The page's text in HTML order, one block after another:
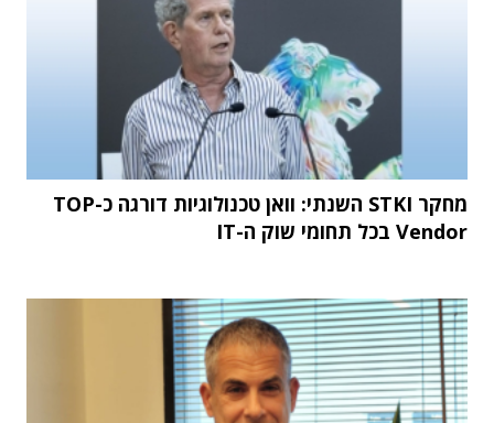
מחקר STKI השנתי: וואן טכנולוגיות דורגה כ-TOP
Vendor בכל תחומי שוק ה-IT